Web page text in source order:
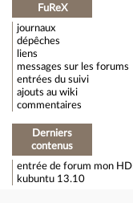
FuReX
journaux
dépêches
liens
messages sur les forums
entrées du suivi
ajouts au wiki
commentaires
Derniers
contenus
entrée de forum mon
kubuntu 13.10